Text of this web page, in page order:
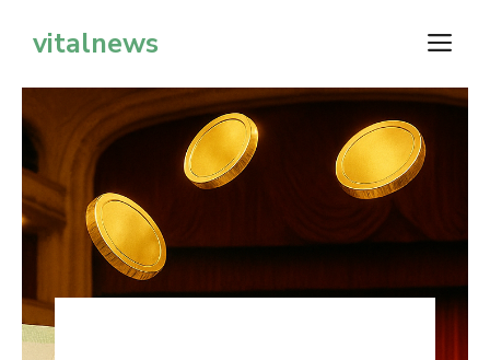
Inhaltvitalnews